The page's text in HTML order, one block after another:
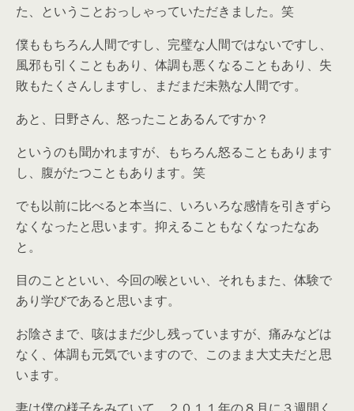
た、ということおっしゃっていただきました。笑
僕ももちろん人間ですし、完璧な人間ではないですし、
風邪も引くこともあり、体調も悪くなることもあり、失
敗もたくさんしますし、まだまだ未熟な人間です。
あと、日野さん、怒ったことあるんですか？
というのも聞かれますが、もちろん怒ることもあります
し、腹がたつこともあります。笑
でも以前に比べると本当に、いろいろな感情を引きずら
なくなったと思います。抑えることもなくなったなあ
と。
目のことといい、今回の喉といい、それもまた、体験で
あり学びであると思います。
お陰さまで、咳はまだ少し残っていますが、痛みなどは
なく、体調も元気でいますので、このまま大丈夫だと思
います。